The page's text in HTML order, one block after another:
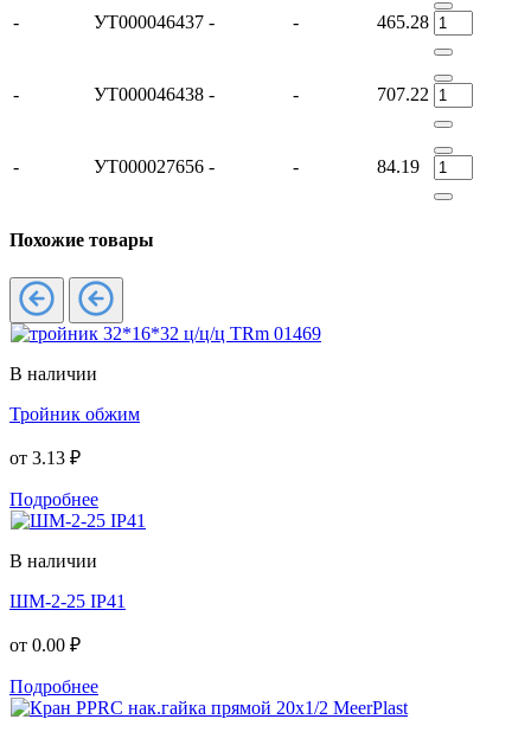
- УТ000046437 - - 465.28
- УТ000046438 - - 707.22
- УТ000027656 - - 84.19
Похожие товары
В наличии
Тройник обжим
от 3.13 ₽
Подробнее
В наличии
ШМ-2-25 IP41
от 0.00 ₽
Подробнее